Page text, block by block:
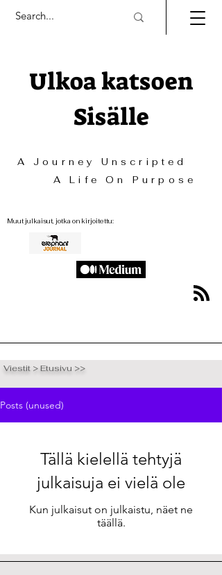
A Journey Unscripted
A Life On Purpose
Ulkoa katsoen
Sisälle
Muut julkaisut, jotka on kirjoitettu:
Viestit > Etusivu >>
Posts (unused)
Tällä kielellä tehtyjä
julkaisuja ei vielä ole
Kun julkaisut on julkaistu, näet ne
täällä.